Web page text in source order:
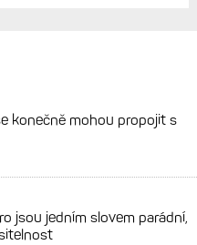
konečně mohou propojit s
jsou jedním slovem parádní,